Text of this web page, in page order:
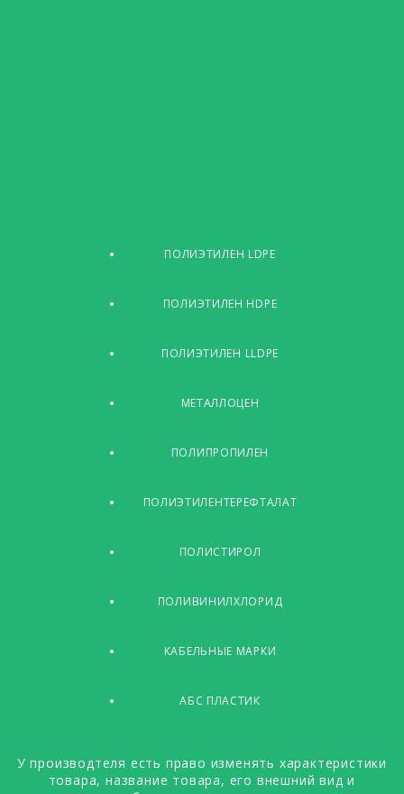
ПОЛИЭТИЛЕН LDPE
ПОЛИЭТИЛЕН HDPE
ПОЛИЭТИЛЕН LLDPE
МЕТАЛЛОЦЕН
ПОЛИПРОПИЛЕН
ПОЛИЭТИЛЕНТЕРЕФТАЛАТ
ПОЛИСТИРОЛ
ПОЛИВИНИЛХЛОРИД
КАБЕЛЬНЫЕ МАРКИ
АБС ПЛАСТИК
У производтеля есть право изменять характеристики
товара, название товара, его внешний вид и